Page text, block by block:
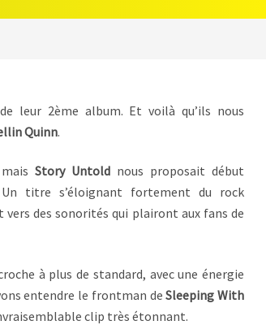
leur 2ème album. Et voilà qu’ils nous
Quinn.
Story Untoldnous proposait début
titre s’éloignant fortement du rock
des sonorités qui plairont aux fans de
à plus de standard, avec une énergie
entendre le frontman deSleeping With
clip très étonnant.